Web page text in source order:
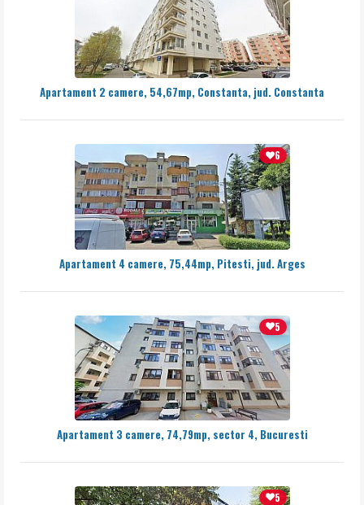
Apartament 2 camere, 54,67mp, Constanta, jud. Constanta
6
Apartament 4 camere, 75,44mp, Pitesti, jud. Arges
5
Apartament 3 camere, 74,79mp, sector 4, Bucuresti
5